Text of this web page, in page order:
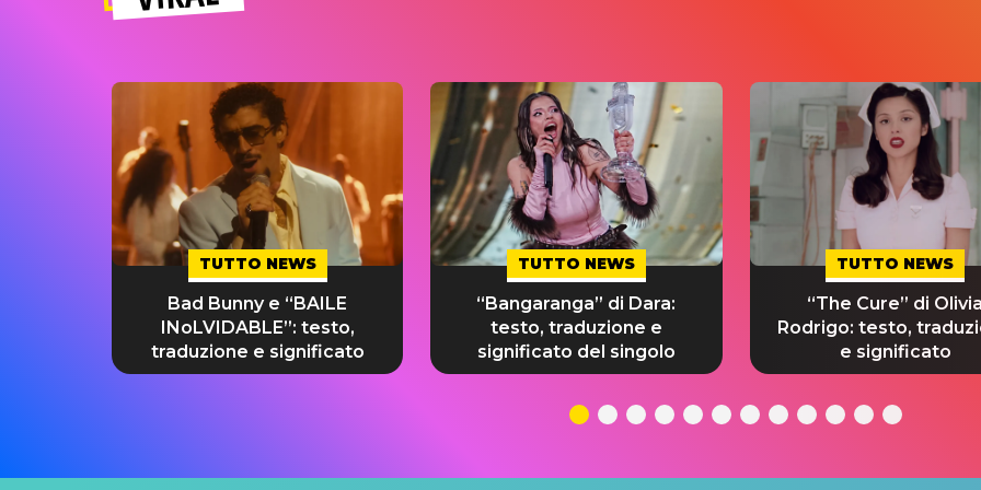
TUTTO NEWS
Bad Bunny e “BAILE
INoLVIDABLE”: testo,
traduzione e significato
TUTTO NEWS
“Bangaranga” di Dara:
testo, traduzione e
significato del singolo
TUTTO NEWS
“The Cure” di Olivia
Rodrigo: testo,
e significato